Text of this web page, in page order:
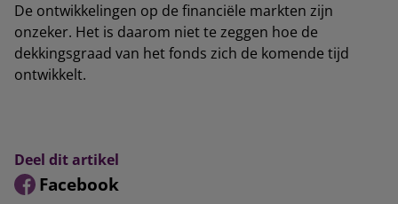
De ontwikkelingen op de financiële markten zijn
onzeker. Het is daarom niet te zeggen hoe de
dekkingsgraad van het fonds zich de komende tijd
ontwikkelt.
Deel dit artikel
Facebook